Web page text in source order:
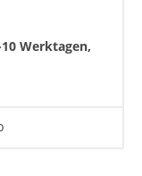
Werktagen,